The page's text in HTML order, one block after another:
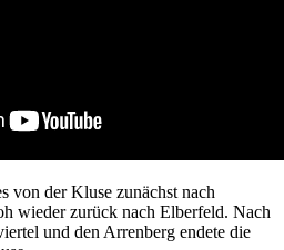
von der Kluse zunächst nach
wieder zurück nach Elberfeld. Nach
und den Arrenberg endete die